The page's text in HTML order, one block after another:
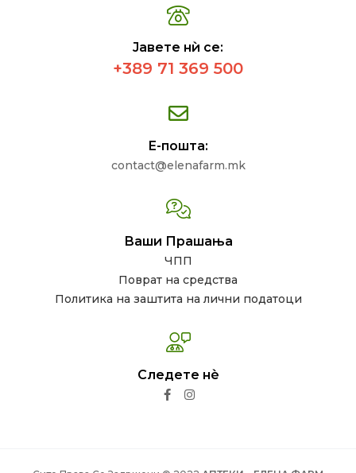
Јавете нѝ се:
+389 71 369 500
Е-пошта:
contact@elenafarm.mk
Ваши Прашања
ЧПП
Поврат на средства
Политика на заштита на лични податоци
Следете нѐ